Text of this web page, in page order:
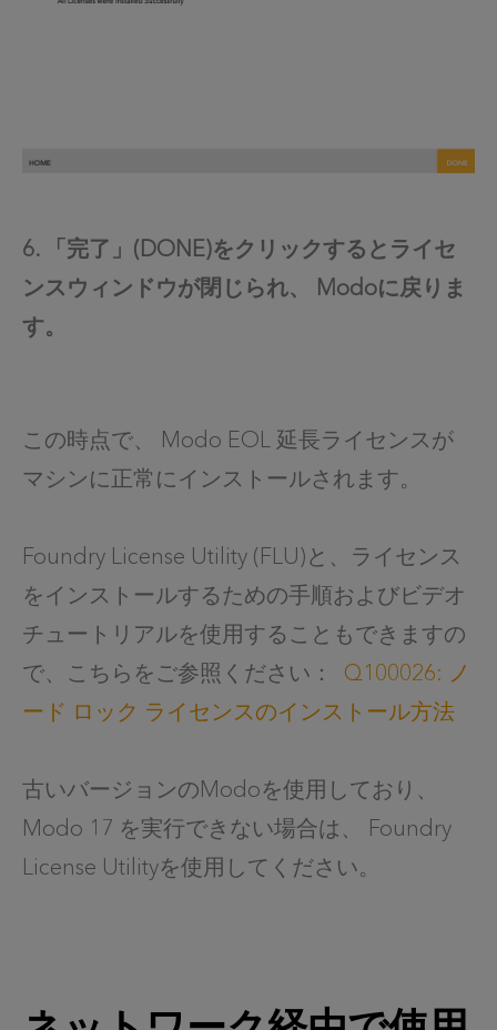
6. 「完了」(DONE)をクリックするとライセ
ンスウィンドウが閉じられ、 Modoに戻りま
す。
この時点で、 Modo EOL 延長ライセンスが
マシンに正常にインストールされます。
Foundry License Utility (FLU)と、ライセンス
をインストールするための手順およびビデオ
チュートリアルを使用することもできますの
で、こちらをご参照ください： Q100026: ノ
ード ロック ライセンスのインストール方法
古いバージョンのModoを使用しており、
Modo 17 を実行できない場合は、 Foundry
License Utilityを使用してください。